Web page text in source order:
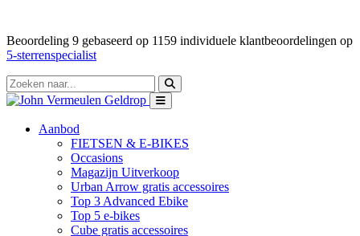
Beoordeling 9 gebaseerd op 1159 individuele klantbeoordelingen op
5-sterrenspecialist
Aanbod
FIETSEN & E-BIKES
Occasions
Magazijn Uitverkoop
Urban Arrow gratis accessoires
Top 3 Advanced Ebike
Top 5 e-bikes
Cube gratis accessoires